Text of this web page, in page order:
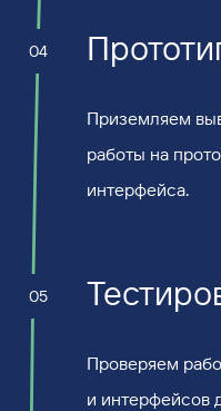
04
Приземляем
работы на
интерфейса.
05
Проверяем
и интерфейсов